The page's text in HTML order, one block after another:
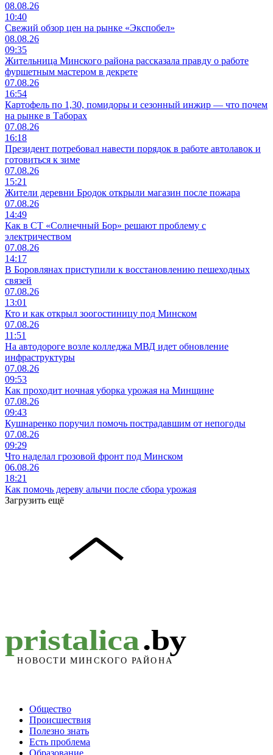
08.08.26
10:40
Свежий обзор цен на рынке «Экспобел»
08.08.26
09:35
Жительница Минского района рассказала правду о работе
фуршетным мастером в декрете
07.08.26
16:54
Картофель по 1,30, помидоры и сезонный инжир — что почем
на рынке в Таборах
07.08.26
16:18
Президент потребовал навести порядок в работе автолавок и
готовиться к зиме
07.08.26
15:21
Жители деревни Бродок открыли магазин после пожара
07.08.26
14:49
Как в СТ «Солнечный Бор» решают проблему с
электричеством
07.08.26
14:17
В Боровлянах приступили к восстановлению пешеходных
связей
07.08.26
13:01
Кто и как открыл зоогостиницу под Минском
07.08.26
11:51
На автодороге возле колледжа МВД идет обновление
инфраструктуры
07.08.26
09:53
Как проходит ночная уборка урожая на Минщине
07.08.26
09:43
Кушнаренко поручил помочь пострадавшим от непогоды
07.08.26
09:29
Что наделал грозовой фронт под Минском
06.08.26
18:21
Как помочь дереву алычи после сбора урожая
Загрузить ещё
Общество
Происшествия
Полезно знать
Есть проблема